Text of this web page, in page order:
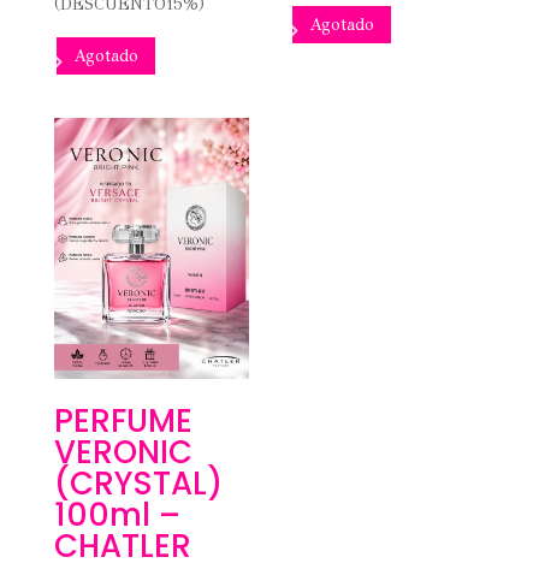
(DESCUENTO15%)
Agotado
Agotado
PERFUME
VERONIC
(CRYSTAL)
100ml –
CHATLER